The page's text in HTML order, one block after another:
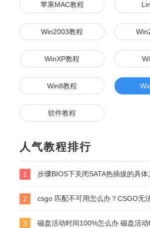
苹果MAC教程
Win2003教程
WinXP教程
Win8教程
软件教程
人气教程排行
1 步骤BIOS下关闭SATA热插拔的具体
2 csgo 匹配不可用怎么办？CSGO无法进行匹配的解
3 磁盘活动时间100%怎么办 磁盘活动时间100%解